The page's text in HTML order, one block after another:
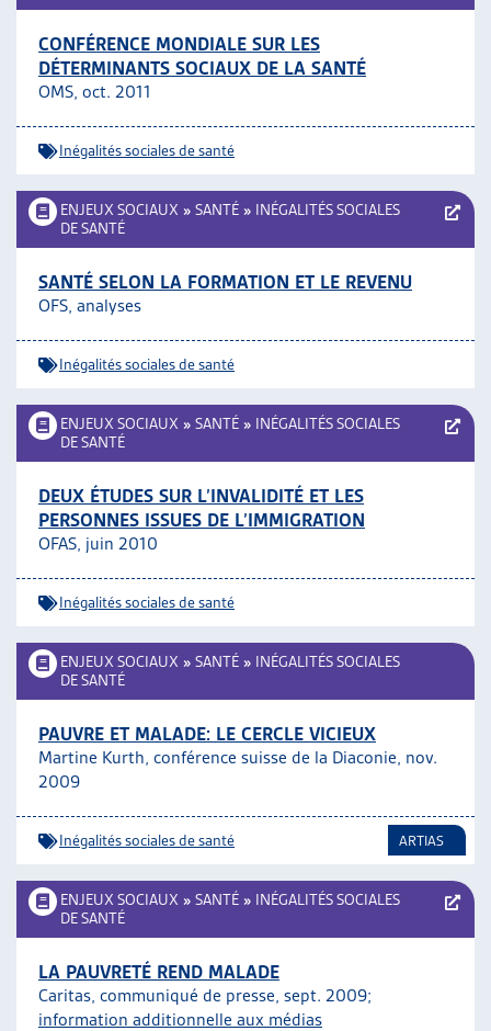
CONFÉRENCE MONDIALE SUR LES
DÉTERMINANTS SOCIAUX DE LA SANTÉ
OMS, oct. 2011
Inégalités sociales de santé
ENJEUX SOCIAUX » SANTÉ » INÉGALITÉS SOCIALES
DE SANTÉ
SANTÉ SELON LA FORMATION ET LE REVENU
OFS, analyses
Inégalités sociales de santé
ENJEUX SOCIAUX » SANTÉ » INÉGALITÉS SOCIALES
DE SANTÉ
DEUX ÉTUDES SUR L’INVALIDITÉ ET LES
PERSONNES ISSUES DE L’IMMIGRATION
OFAS, juin 2010
Inégalités sociales de santé
ENJEUX SOCIAUX » SANTÉ » INÉGALITÉS SOCIALES
DE SANTÉ
PAUVRE ET MALADE: LE CERCLE VICIEUX
Martine Kurth, conférence suisse de la Diaconie, nov.
2009
Inégalités sociales de santé ARTIAS
ENJEUX SOCIAUX » SANTÉ » INÉGALITÉS SOCIALES
DE SANTÉ
LA PAUVRETÉ REND MALADE
Caritas, communiqué de presse, sept. 2009;
information additionnelle aux médias